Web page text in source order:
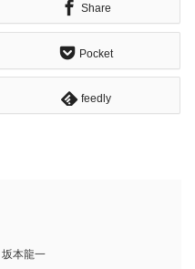
Share
Pocket
feedly
坂本龍一